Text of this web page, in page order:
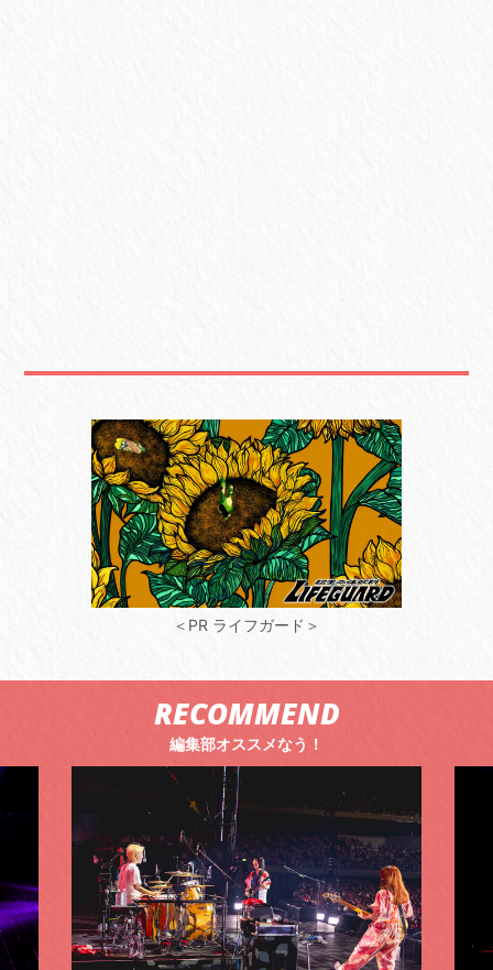
＜PR ライフガード＞
RECOMMEND
編集部オススメなう！